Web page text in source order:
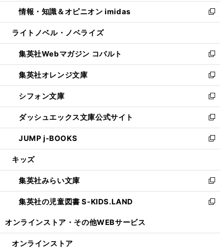
く
で
開
ン
ド
ウ
開
く
ウ
ィ
ン
ウ
で
開
く
し
い
ウ
ン
ド
ウ
で
開
く
情報・知識＆オピニオン imidas
新
し
ウ
ィ
ン
ド
ウ
で
開
く
ライトノベル・ノベライズ
集英社Webマガジン コバルト
新
し
い
ウ
ィ
ン
ド
ウ
で
開
集英社オレンジ文庫
新
し
い
ウ
ィ
ン
ド
ウ
開
く
シフォン文庫
新
し
い
ウ
ィ
ン
ウ
で
開
く
ダッシュエックス文庫公式サイト
新
し
い
ウ
ン
ド
ウ
で
JUMP j-BOOKS
新
し
ウ
ィ
ン
ド
開
キッズ
集英社みらい文庫
新
し
い
ン
集英社の児童図書 S-KIDS.LAND
新
ウ
オンラインストア・ その他WEBサービス
オンラインストア